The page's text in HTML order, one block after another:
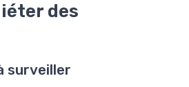
des
surveiller